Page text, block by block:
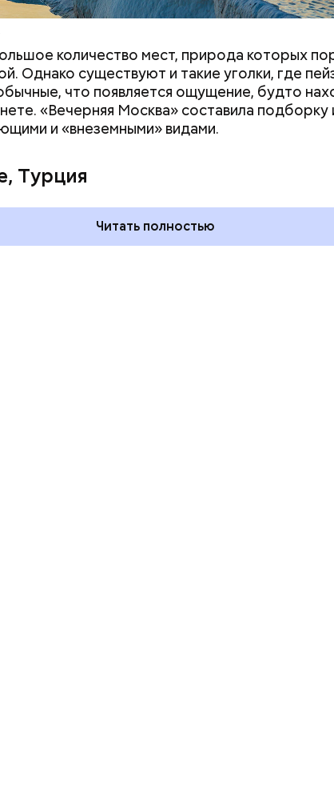
праздники
и мире 3
праздники отмечают в
и мире 2 августа
количество мест, природа которых
Однако существуют и такие уголки, где
что появляется ощущение, будто
«Вечерняя Москва» составила подборку
и «внеземными» видами.
Турция
Читать полностью